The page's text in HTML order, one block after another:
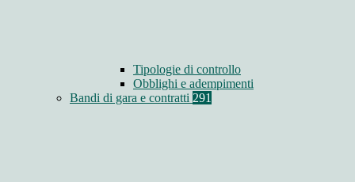
Tipologie di controllo
Obblighi e adempimenti
Bandi di gara e contratti 291